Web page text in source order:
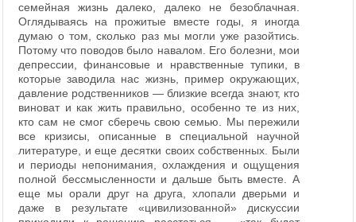
семейная жизнь далеко, далеко не безоблачная.
Оглядываясь на прожитые вместе годы, я иногда
думаю о том, сколько раз мы могли уже разойтись.
Потому что поводов было навалом. Его болезни, мои
депрессии, финансовые и нравственные тупики, в
которые заводила нас жизнь, пример окружающих,
давление родственников — близкие всегда знают, кто
виноват и как жить правильно, особенно те из них,
кто сам не смог сберечь свою семью. Мы пережили
все кризисы, описанные в специальной научной
литературе, и еще десятки своих собственных. Были
и периоды непонимания, охлаждения и ощущения
полной бессмысленности и дальше быть вместе. А
еще мы орали друг на друга, хлопали дверьми и
даже в результате «цивилизованной» дискуссии